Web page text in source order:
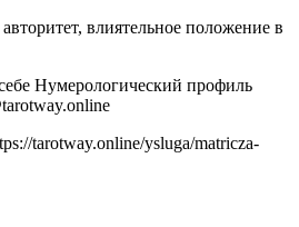
влиятельное положение в
Нумерологический профиль
tarotway.online/ysluga/matricza-